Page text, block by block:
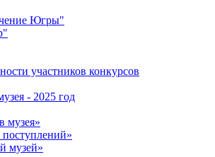
Югры"
участников конкурсов
- 2025 год
музея»
музей»